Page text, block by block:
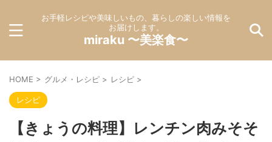
お手軽レシピや美味しいもの、暮らしの楽しい情報を
お届けします。
miraku 〜美楽食〜
HOME > グルメ・レシピ > レシピ >
レシピ
【きょうの料理】レンチン肉みそそ